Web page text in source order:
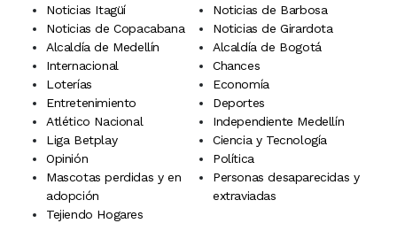
Noticias Itagüí
Noticias de Barbosa
Noticias de Copacabana
Noticias de Girardota
Alcaldía de Medellín
Alcaldía de Bogotá
Internacional
Chances
Loterías
Economía
Entretenimiento
Deportes
Atlético Nacional
Independiente Medellín
Liga Betplay
Ciencia y Tecnología
Opinión
Política
Mascotas perdidas y en
adopción
Personas desaparecidas y
extraviadas
Tejiendo Hogares